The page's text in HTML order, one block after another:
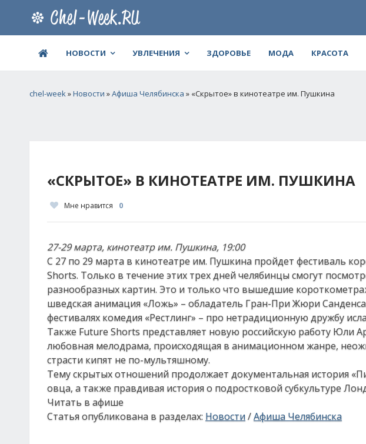
НОВОСТИ УВЛЕЧЕНИЯ ЗДОРОВЬЕ МОДА КРАСОТА
chel-week»Новости »Афиша Челябинска » «Скрытое» в кинотеатре им. Пушкина
«СКРЫТОЕ» В КИНОТЕАТРЕ ИМ. ПУШКИНА
Мне нравится 0
27-29 марта, кинотеатр им. Пушкина, 19:00
С 27 по 29 марта в кинотеатре им. Пушкина пройдет фестиваль
Shorts. Только в течение этих трех дней челябинцы смогут
разнообразных картин. Это и только что вышедшие
шведская анимация «Ложь» – обладатель Гран-При Жюри
фестивалях комедия «Рестлинг» – про нетрадиционную дружбу
Также Future Shorts представляет новую российскую работу Юли
любовная мелодрама, происходящая в анимационном жанре,
страсти кипят не по-мультяшному.
Тему скрытых отношений продолжает документальная история
овца, а также правдивая история о подростковой субкультуре
Читать в афише
Статья опубликована в разделах: Новости/Афиша Челябинска